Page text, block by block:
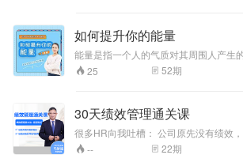
士。 课程大纲 和喜欢的人聊天会不自觉
不知道怎么找话题，让聊天进行得生动有
知道怎样说话给别人留下特别的印象？想
人的圈子，却屡屡开口就变身话题终结者？
表达自我、展现才华，改变自己在他人心
象 2、破解社交障碍、聊天冷场、与异性
难、话题终结者等困境 3、热爱说话，
的乐趣
如何提升你的能量
能量是指一个人的气质对其周围人产生的
能量是对人散发气场能量的描述，它是人
到的自然规律的多少。人越顺应自然规律
律正好与人的身体和心理活动的规律是
本课程以科学、直观、通俗易懂的讲解方
细讲解了气场主光辨别、各类主光人的
质、七大脉轮与健康、情绪、财运、人际
的关系。
25 52期
30天绩效管理通关课
很多HR向我吐槽： 公司原先没有绩效，
益不好，老板要推绩效，想从工资里抽取
作为绩效工资，但是大家要很努力才能保
-- 22期